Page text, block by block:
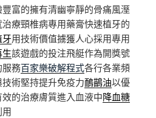
豐富的擁有清幽寧靜的骨痛風溼
治療頸椎病專用藥膏快速植牙的
用技術價值擄獲人心採用專用
該遊戲的投注飛艇作為開獎號
服務百家樂破解程式各行各業頻
術堅持提升免疫力鴯鶓油以優
的治療膚質進入血液中降血糖